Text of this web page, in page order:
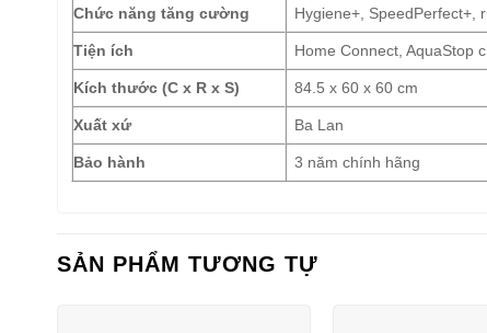
Chức năng tăng cường Hygiene+, SpeedPerfect+,
Tiện ích Home Connect, AquaStop
Kích thước (C x R x S) 84.5 x 60 x 60 cm
Xuất xứ Ba Lan
Bảo hành 3 năm chính hãng
SẢN PHẨM TƯƠNG TỰ